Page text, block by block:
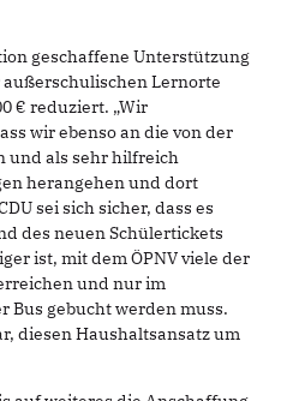
geschaffene Unterstützung
Lernorte
€ reduziert. „Wir
wir ebenso an die von der
und als sehr hilfreich
herangehen und dort
sei sich sicher, dass es
des neuen Schülertickets
ist, mit dem ÖPNV viele der
und nur im
Bus gebucht werden muss.
diesen Haushaltsansatz um